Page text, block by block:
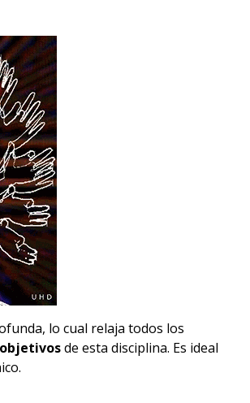
lo cual relaja todos los
de esta disciplina. Es ideal